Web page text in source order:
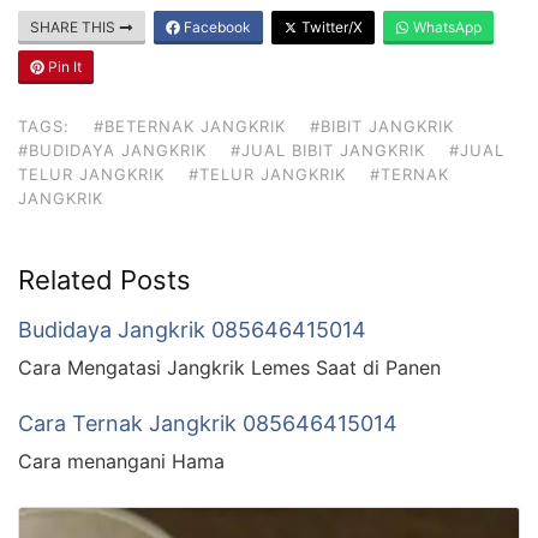
SHARE THIS Facebook Twitter/X WhatsApp
Pin It
TAGS: #BETERNAK JANGKRIK
#BIBIT JANGKRIK
#BUDIDAYA JANGKRIK
#JUAL BIBIT JANGKRIK
#JUAL
TELUR JANGKRIK
#TELUR JANGKRIK
#TERNAK
JANGKRIK
Related Posts
Budidaya Jangkrik 085646415014
Cara Mengatasi Jangkrik Lemes Saat di Panen
Cara Ternak Jangkrik 085646415014
Cara menangani Hama